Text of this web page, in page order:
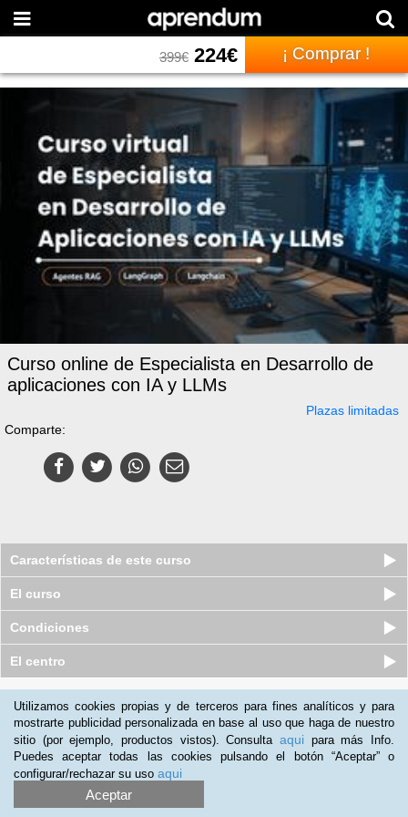
399€224€ ¡ Comprar !
Curso online de Especialista en Desarrollo de
aplicaciones con IA y LLMs
Plazas limitadas
Comparte:
Características de este curso
El curso
Condiciones
El centro
Utilizamos cookies propias y de terceros para fines analíticos y para
mostrarte publicidad personalizada en base al uso que haga de nuestro
sitio (por ejemplo, productos vistos). Consulta aqui para más Info.
Puedes aceptar todas las cookies pulsando el botón “Aceptar” o
configurar/rechazar su uso aqui
Aceptar
Promociona tu negocio |Programa de Afiliación
2012-2026 Aprendum
LLámanos: